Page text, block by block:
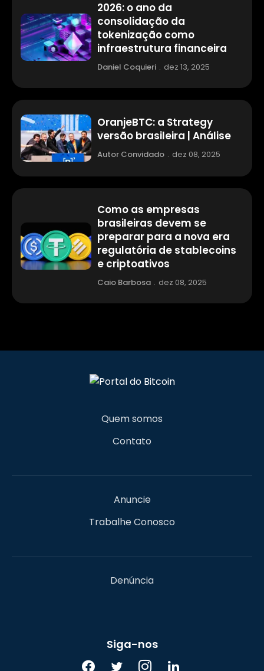
2026: o ano da
consolidação da
tokenização como
infraestrutura financeira
Daniel Coquieri . dez 13, 2025
OranjeBTC: a Strategy
versão brasileira | Análise
Autor Convidado . dez 08, 2025
Como as empresas
brasileiras devem se
preparar para a nova era
regulatória de stablecoins
e criptoativos
Caio Barbosa . dez 08, 2025
Quem somos
Contato
Anuncie
Trabalhe Conosco
Denúncia
Siga-nos